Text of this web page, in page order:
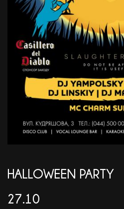
КОНТАКТИ
EN
HALLOWEEN PARTY
27.10